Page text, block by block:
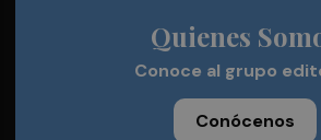
Quienes
Conoce al grupo
Conócenos